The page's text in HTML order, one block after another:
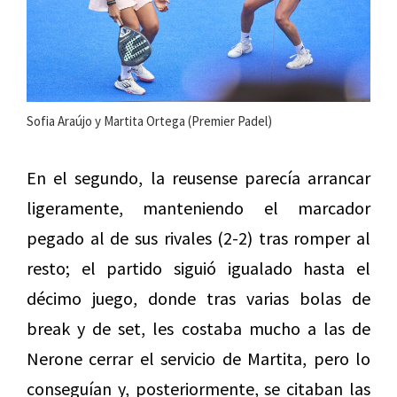
Sofia Araújo y Martita Ortega (Premier Padel)
En el segundo, la reusense parecía arrancar
ligeramente, manteniendo el marcador
pegado al de sus rivales (2-2) tras romper al
resto; el partido siguió igualado hasta el
décimo juego, donde tras varias bolas de
break y de set, les costaba mucho a las de
Nerone cerrar el servicio de Martita, pero lo
conseguían y, posteriormente, se citaban las